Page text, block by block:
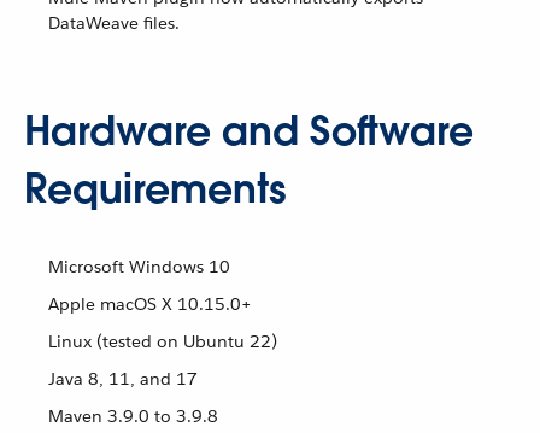
DataWeave files.
Hardware and Software
Requirements
Microsoft Windows 10
Apple macOS X 10.15.0+
Linux (tested on Ubuntu 22)
Java 8, 11, and 17
Maven 3.9.0 to 3.9.8